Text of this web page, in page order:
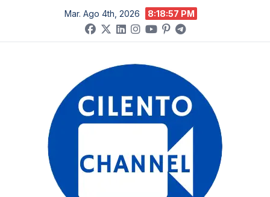
contenuto
Mar. Ago 4th, 2026 8:18:57 PM